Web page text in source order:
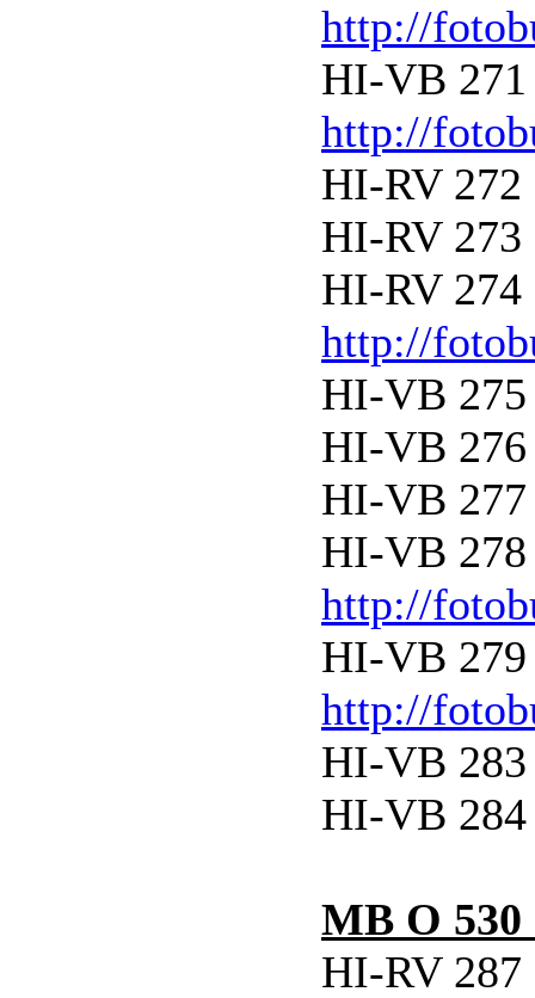
http://
HI-VB
http://
HI-RV 272
HI-RV 273
HI-RV 274
http://
HI-VB
HI-VB
HI-VB
HI-VB
http://
HI-VB
http://
HI-VB
HI-VB
MB O
HI-RV 287